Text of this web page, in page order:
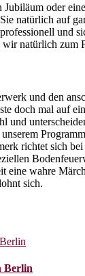
Jubiläum oder
natürlich auf
und
natürlich
und den
doch mal auf
und
richtet sich
eine wahre
sich.
Berlin